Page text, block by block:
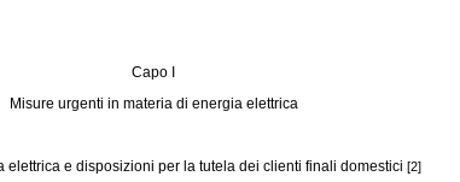
Capo I
Misure urgenti in materia di energia elettrica
e disposizioni per la tutela dei clienti finali domestici [2]